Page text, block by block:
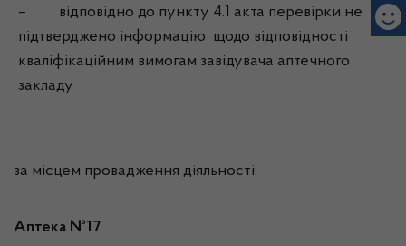
– відповідно до пункту 4.1 акта перевірки не
підтверджено інформацію щодо відповідності
кваліфікаційним вимогам завідувача аптечного
закладу
за місцем провадження діяльності:
Аптека №17